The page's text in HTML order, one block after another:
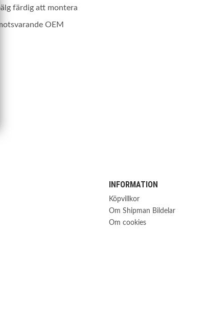
färdig att montera
OEM
INFORMATION
Köpvillkor
Om Shipman Bildelar
Om cookies